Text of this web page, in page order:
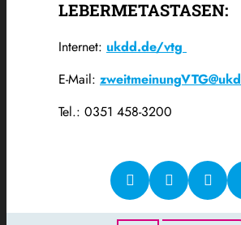
LEBERMETASTASEN:
Internet: ukdd.de/vtg
E-Mail:
Tel.: 0351 458-3200